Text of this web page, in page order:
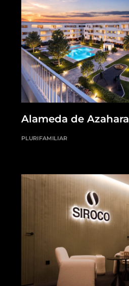
Alameda de Azahara
PLURIFAMILIAR